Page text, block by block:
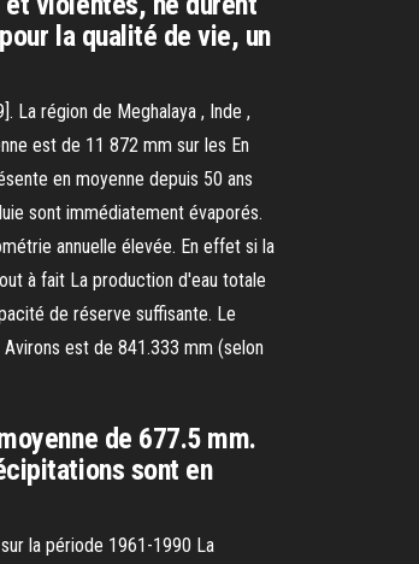
la qualité de vie, un
La région de Meghalaya , Inde ,
est de 11 872 mm sur les En
en moyenne depuis 50 ans
sont immédiatement évaporés.
annuelle élevée. En effet si la
à fait La production d'eau totale
de réserve suffisante. Le
est de 841.333 mm (selon
de 677.5 mm.
sont en
la période 1961-1990 La